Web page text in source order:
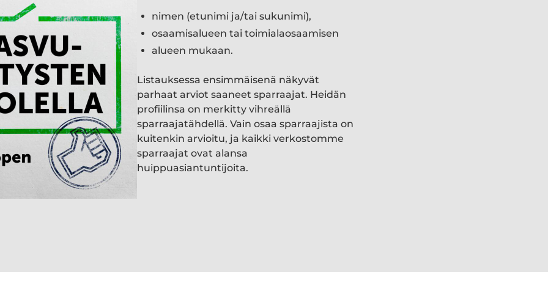
nimen (etunimi ja/tai sukunimi),
osaamisalueen tai toimialaosaamisen
alueen mukaan.
Listauksessa ensimmäisenä näkyvät
parhaat arviot saaneet sparraajat. Heidän
profiilinsa on merkitty vihreällä
sparraajatähdellä. Vain osaa sparraajista on
kuitenkin arvioitu, ja kaikki verkostomme
sparraajat ovat alansa
huippuasiantuntijoita.